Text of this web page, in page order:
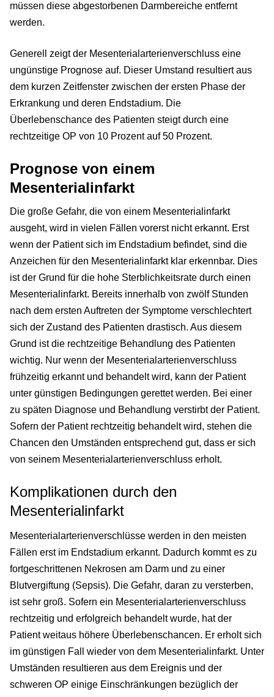
müssen diese abgestorbenen Darmbereiche entfernt
werden.
Generell zeigt der Mesenterialarterienverschluss eine
ungünstige Prognose auf. Dieser Umstand resultiert aus
dem kurzen Zeitfenster zwischen der ersten Phase der
Erkrankung und deren Endstadium. Die
Überlebenschance des Patienten steigt durch eine
rechtzeitige OP von 10 Prozent auf 50 Prozent.
Prognose von einem
Mesenterialinfarkt
Die große Gefahr, die von einem Mesenterialinfarkt
ausgeht, wird in vielen Fällen vorerst nicht erkannt. Erst
wenn der Patient sich im Endstadium befindet, sind die
Anzeichen für den Mesenterialinfarkt klar erkennbar. Dies
ist der Grund für die hohe Sterblichkeitsrate durch einen
Mesenterialinfarkt. Bereits innerhalb von zwölf Stunden
nach dem ersten Auftreten der Symptome verschlechtert
sich der Zustand des Patienten drastisch. Aus diesem
Grund ist die rechtzeitige Behandlung des Patienten
wichtig. Nur wenn der Mesenterialarterienverschluss
frühzeitig erkannt und behandelt wird, kann der Patient
unter günstigen Bedingungen gerettet werden. Bei einer
zu späten Diagnose und Behandlung verstirbt der Patient.
Sofern der Patient rechtzeitig behandelt wird, stehen die
Chancen den Umständen entsprechend gut, dass er sich
von seinem Mesenterialarterienverschluss erholt.
Komplikationen durch den
Mesenterialinfarkt
Mesenterialarterienverschlüsse werden in den meisten
Fällen erst im Endstadium erkannt. Dadurch kommt es zu
fortgeschrittenen Nekrosen am Darm und zu einer
Blutvergiftung (Sepsis). Die Gefahr, daran zu versterben,
ist sehr groß. Sofern ein Mesenterialarterienverschluss
rechtzeitig und erfolgreich behandelt wurde, hat der
Patient weitaus höhere Überlebenschancen. Er erholt sich
im günstigen Fall wieder von dem Mesenterialinfarkt. Unter
Umständen resultieren aus dem Ereignis und der
schweren OP einige Einschränkungen bezüglich der